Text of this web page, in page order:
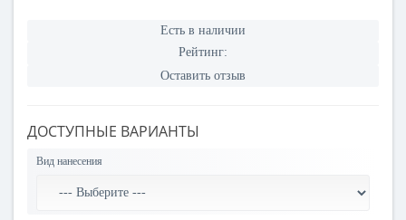
Есть в наличии
Рейтинг:
Оставить отзыв
ДОСТУПНЫЕ ВАРИАНТЫ
Вид нанесения